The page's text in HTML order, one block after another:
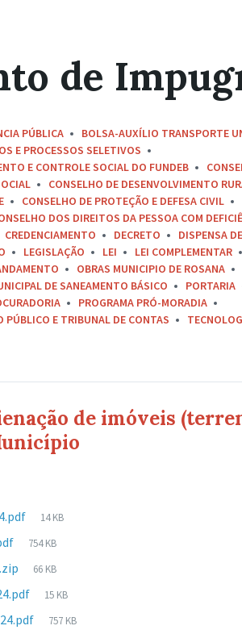
de
PÚBLICA BOLSA-AUXÍLIO TRANSPORTE
E PROCESSOS SELETIVOS
E CONTROLE SOCIAL DO FUNDEB
CONSELHO DE DESENVOLVIMENTO
CONSELHO DE PROTEÇÃO E DEFESA CIVIL
DOS DIREITOS DA PESSOA COM
CREDENCIAMENTO DECRETO DISPENSA
LEGISLAÇÃO LEI LEI COMPLEMENTAR
OBRAS MUNICIPIO DE ROSANA
DE SANEAMENTO BÁSICO PORTARIA
PROGRAMA PRÓ-MORADIA
PÚBLICO E TRIBUNAL DE CONTAS
de imóveis
Tamanho
arquivo:
14 KB
Tamanho
arquivo:
754 KB
Tamanho
arquivo:
66 KB
Tamanho
arquivo:
15 KB
Tamanho
757 KB